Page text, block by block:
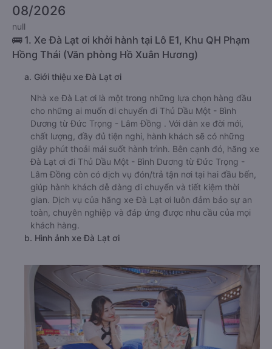
08/2026
null
🚌 1. Xe Đà Lạt ơi khởi hành tại Lô E1, Khu QH Phạm
Hồng Thái (Văn phòng Hồ Xuân Hương)
a. Giới thiệu xe Đà Lạt ơi
Nhà xe Đà Lạt ơi là một trong những lựa chọn hàng đầu
cho những ai muốn di chuyển đi Thủ Dầu Một - Bình
Dương từ Đức Trọng - Lâm Đồng . Với dàn xe đời mới,
chất lượng, đầy đủ tiện nghi, hành khách sẽ có những
giây phút thoải mái suốt hành trình. Bên cạnh đó, hãng xe
Đà Lạt ơi đi Thủ Dầu Một - Bình Dương từ Đức Trọng -
Lâm Đồng còn có dịch vụ đón/trả tận nơi tại hai đầu bến,
giúp hành khách dễ dàng di chuyển và tiết kiệm thời
gian. Dịch vụ của hãng xe Đà Lạt ơi luôn đảm bảo sự an
toàn, chuyên nghiệp và đáp ứng được nhu cầu của mọi
khách hàng.
b. Hình ảnh xe Đà Lạt ơi